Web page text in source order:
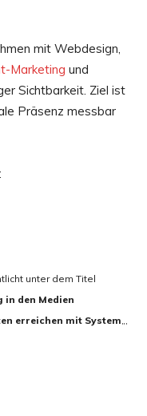
mit Webdesign,
Marketing und
Sichtbarkeit. Ziel ist
Präsenz messbar
unter dem Titel
den Medien
erreichen mit System